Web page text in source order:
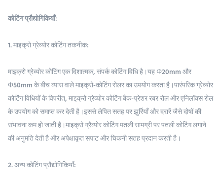
कोटिंग प्रौद्योगिकियाँ:
1. माइक्रो ग्रेव्योर कोटिंग तकनीक:
माइक्रो ग्रेव्योर कोटिंग एक दिशात्मक, संपर्क कोटिंग विधि है।यह Φ20mm और
Φ50mm के बीच व्यास वाले माइक्रो-कोटिंग रोलर का उपयोग करता है।पारंपरिक ग्रेव्योर
कोटिंग विधियों के विपरीत, माइक्रो ग्रेव्योर कोटिंग बैक-प्रेशर रबर रोल और एनिलॉक्स रोल
के उपयोग को समाप्त कर देती है।इससे लेपित सतह पर झुर्रियाँ और दरारें जैसे दोषों की
संभावना कम हो जाती है।माइक्रो ग्रैव्योर कोटिंग पतली सामग्री पर पतली कोटिंग लगाने
की अनुमति देती है और अपेक्षाकृत सपाट और चिकनी सतह प्रदान करती है।
2. अन्य कोटिंग प्रौद्योगिकियाँ: